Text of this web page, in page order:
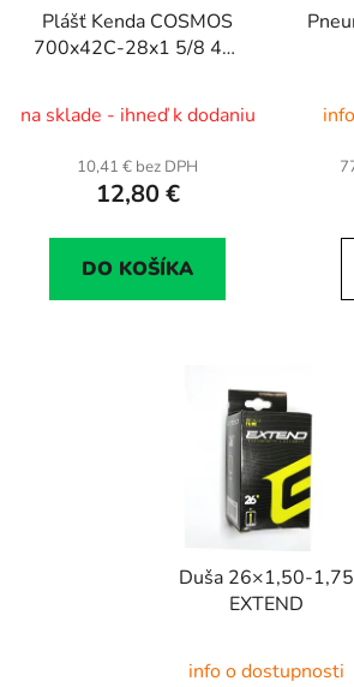
Plášť Kenda COSMOS
700x42C-28x1 5/8 44-
na sklade - ihneď k dodaniu
10,41 € bez DPH
12,80 €
DO KOŠÍKA
Duša 26×1,50-1,75
EXTEND
info o dostupnosti